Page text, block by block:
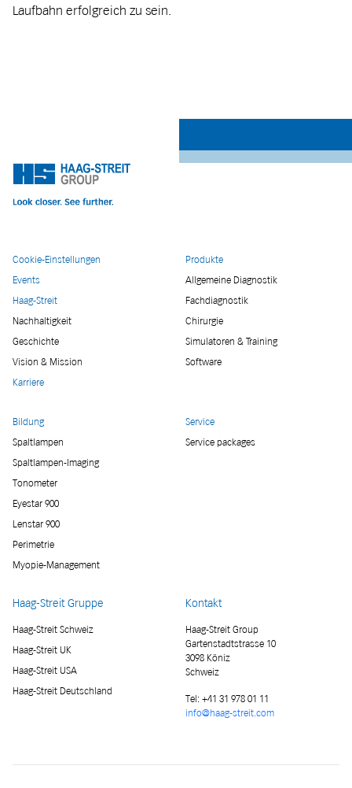
Laufbahn erfolgreich zu sein.
Cookie-Einstellungen
Events
Haag-Streit
Nachhaltigkeit
Geschichte
Vision & Mission
Karriere
Produkte
Allgemeine Diagnostik
Fachdiagnostik
Chirurgie
Simulatoren & Training
Software
Bildung
Spaltlampen
Spaltlampen-Imaging
Tonometer
Eyestar 900
Lenstar 900
Perimetrie
Myopie-Management
Service
Service packages
Haag-Streit Gruppe
Haag-Streit Schweiz
Haag-Streit UK
Haag-Streit USA
Haag-Streit Deutschland
Kontakt
Haag-Streit Group
Gartenstadtstrasse 10
3098 Köniz
Schweiz
Tel: +41 31 978 01 11
info@haag-streit.com